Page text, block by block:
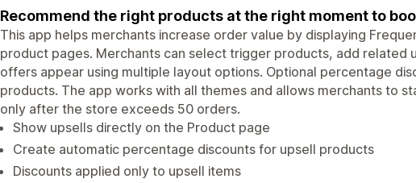
Recommend the right products at the right moment to
This app helps merchants increase order value by displaying
product pages. Merchants can select trigger products, add related
offers appear using multiple layout options. Optional percentage
products. The app works with all themes and allows merchants to
only after the store exceeds 50 orders.
Show upsells directly on the Product page
Create automatic percentage discounts for upsell products
Discounts applied only to upsell items